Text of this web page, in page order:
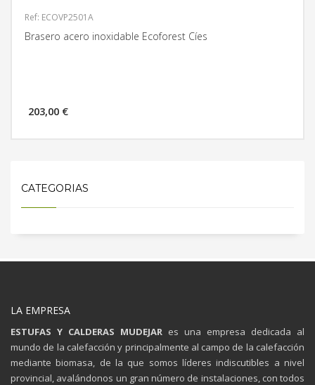
Ref: ECOVP2501A
Brasero acero inoxidable Ecoforest Cíes
203,00 €
CATEGORIAS
LA EMPRESA
ESTUFAS Y CALDERAS MUDEJAR es una empresa dedicada al
mundo de la calefacción y principalmente al campo de la calefacción
mediante biomasa, de la que somos líderes indiscutibles a nivel
provincial, avalándonos un gran número de instalaciones, con todos